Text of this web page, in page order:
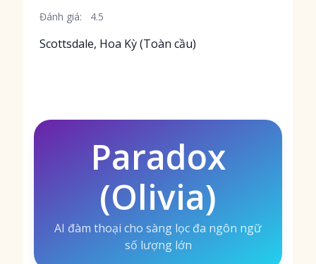
Đánh giá: 4.5
Scottsdale, Hoa Kỳ (Toàn cầu)
Paradox
(Olivia)
AI đàm thoại cho sàng lọc đa ngôn ngữ
số lượng lớn